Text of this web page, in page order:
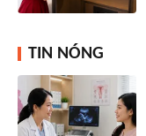
TIN NÓNG